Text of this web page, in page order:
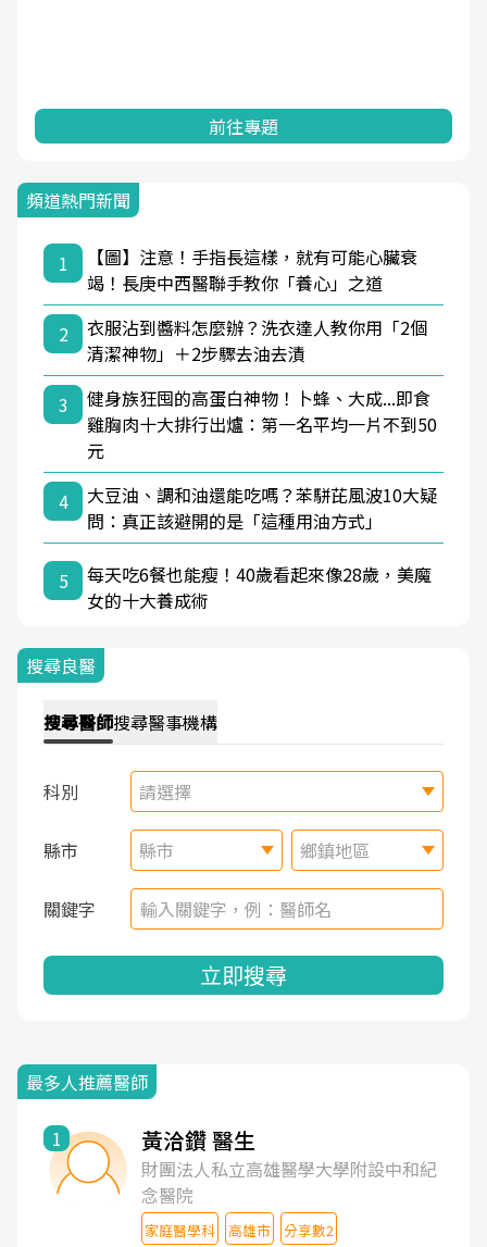
前往專題
頻道熱門新聞
1
【圖】注意！手指長這樣，就有可能心臟衰
竭！長庚中西醫聯手教你「養心」之道
2
衣服沾到醬料怎麼辦？洗衣達人教你用「2個
清潔神物」＋2步驟去油去漬
3
健身族狂囤的高蛋白神物！卜蜂、大成...即食
雞胸肉十大排行出爐：第一名平均一片不到50
元
4
大豆油、調和油還能吃嗎？苯駢芘風波10大疑
問：真正該避開的是「這種用油方式」
5
每天吃6餐也能瘦！40歲看起來像28歲，美魔
女的十大養成術
搜尋良醫
搜尋醫師搜尋醫事機構
科別 請選擇
縣市 縣市 鄉鎮地區
關鍵字
立即搜尋
最多人推薦醫師
1 黃洽鑽 醫生
財團法人私立高雄醫學大學附設中和紀
念醫院
家庭醫學科 高雄市 分享數2